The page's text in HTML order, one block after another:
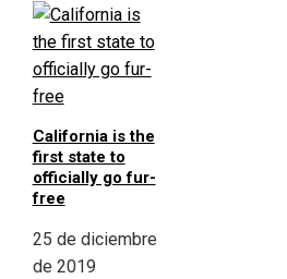
California is the
first state to
officially go fur-
free
25 de diciembre
de 2019